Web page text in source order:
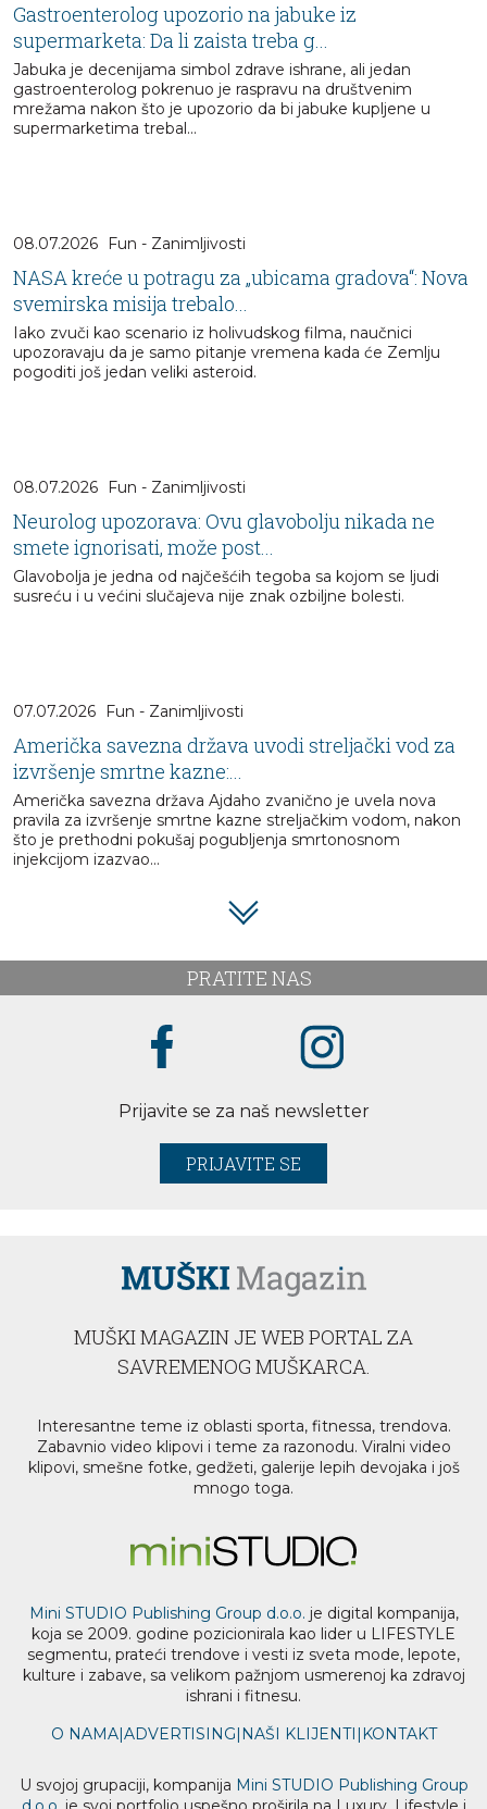
Gastroenterolog upozorio na jabuke iz
supermarketa: Da li zaista treba g...
Jabuka je decenijama simbol zdrave ishrane, ali jedan
gastroenterolog pokrenuo je raspravu na društvenim
mrežama nakon što je upozorio da bi jabuke kupljene u
supermarketima trebal...
08.07.2026 Fun - Zanimljivosti
NASA kreće u potragu za „ubicama gradova“: Nova
svemirska misija trebalo...
Iako zvuči kao scenario iz holivudskog filma, naučnici
upozoravaju da je samo pitanje vremena kada će Zemlju
pogoditi još jedan veliki asteroid.
08.07.2026 Fun - Zanimljivosti
Neurolog upozorava: Ovu glavobolju nikada ne
smete ignorisati, može post...
Glavobolja je jedna od najčešćih tegoba sa kojom se ljudi
susreću i u većini slučajeva nije znak ozbiljne bolesti.
07.07.2026 Fun - Zanimljivosti
Američka savezna država uvodi streljački vod za
izvršenje smrtne kazne:...
Američka savezna država Ajdaho zvanično je uvela nova
pravila za izvršenje smrtne kazne streljačkim vodom, nakon
što je prethodni pokušaj pogubljenja smrtonosnom
injekcijom izazvao...
PRATITE NAS
Prijavite se za naš newsletter
PRIJAVITE SE
MUŠKI MAGAZIN JE WEB PORTAL ZA
SAVREMENOG MUŠKARCA.
Interesantne teme iz oblasti sporta, fitnessa, trendova.
Zabavnio video klipovi i teme za razonodu. Viralni video
klipovi, smešne fotke, gedžeti, galerije lepih devojaka i još
mnogo toga.
Mini STUDIO Publishing Group d.o.o. je digital kompanija,
koja se 2009. godine pozicionirala kao lider u LIFESTYLE
segmentu, prateći trendove i vesti iz sveta mode, lepote,
kulture i zabave, sa velikom pažnjom usmerenoj ka zdravoj
ishrani i fitnesu.
O NAMA|ADVERTISING| NAŠI KLIJENTI | KONTAKT
U svojoj grupaciji, kompanija Mini STUDIO Publishing Group